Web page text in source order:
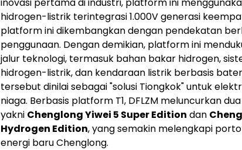
hidrogen-listrik terintegrasi 1.000V generasi
platform ini dikembangkan dengan pendekatan
penggunaan. Dengan demikian, platform ini
jalur teknologi, termasuk bahan bakar hidrogen,
hidrogen-listrik, dan kendaraan listrik berbasis
tersebut dinilai sebagai "solusi Tiongkok" untuk
niaga. Berbasis platform T1, DFLZM meluncurkan
yakni Chenglong Yiwei 5 Super Edition dan
Hydrogen Edition, yang semakin melengkapi
energi baru Chenglong.